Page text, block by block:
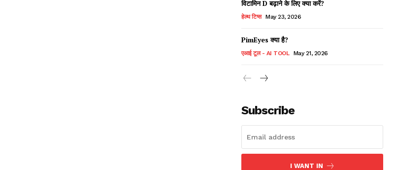
विटामिन D बढ़ाने के लिए क्या करें?
हेल्थ टिप्स May 23, 2026
PimEyes क्या है?
एआई टूल - AI TOOL May 21, 2026
Subscribe
I WANT IN